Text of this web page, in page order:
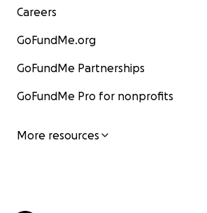
Careers
GoFundMe.org
GoFundMe Partnerships
GoFundMe Pro for nonprofits
More resources